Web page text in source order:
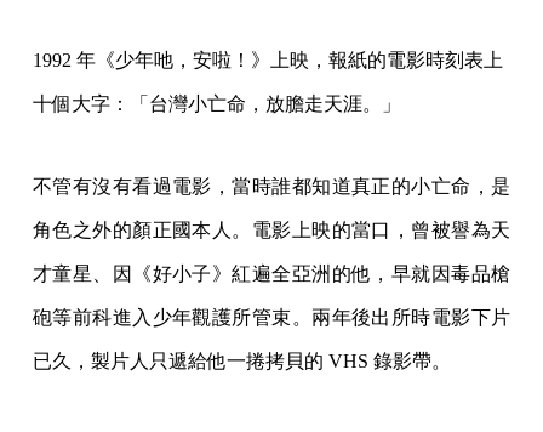
1992 年《少年吔，安啦！》上映，報紙的電影時刻表上
十個大字：「台灣小亡命，放膽走天涯。」
不管有沒有看過電影，當時誰都知道真正的小亡命，是
角色之外的顏正國本人。電影上映的當口，曾被譽為天
才童星、因《好小子》紅遍全亞洲的他，早就因毒品槍
砲等前科進入少年觀護所管束。兩年後出所時電影下片
已久，製片人只遞給他一捲拷貝的 VHS 錄影帶。